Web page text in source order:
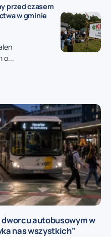
przed czasem
w gminie
o...
autobusowym w
nas wszystkich”